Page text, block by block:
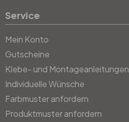
Service
Mein Konto
Gutscheine
Klebe- und Montageanleitungen
Individuelle Wünsche
Farbmuster anfordern
Produktmuster anfordern